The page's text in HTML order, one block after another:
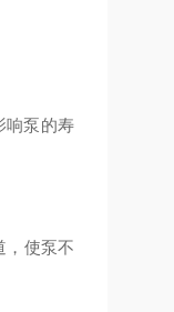
响泵的寿
使泵不